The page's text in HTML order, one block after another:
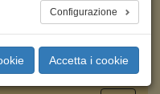
Configurazione
Accetta i cookie